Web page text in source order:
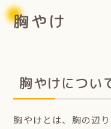
胸やけ
胸やけについ
胸やけとは、胸の辺